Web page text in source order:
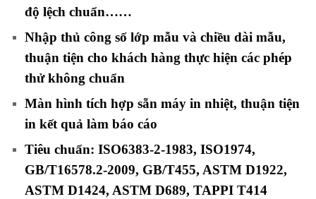
độ lệch chuẩn……
Nhập thủ công số lớp mẫu và chiều dài mẫu,
thuận tiện cho khách hàng thực hiện các phép
thử không chuẩn
Màn hình tích hợp sẵn máy in nhiệt, thuận tiện
in kết quả làm báo cáo
Tiêu chuẩn: ISO6383-2-1983, ISO1974,
GB/T16578.2-2009, GB/T455, ASTM D1922,
ASTM D1424, ASTM D689, TAPPI T414